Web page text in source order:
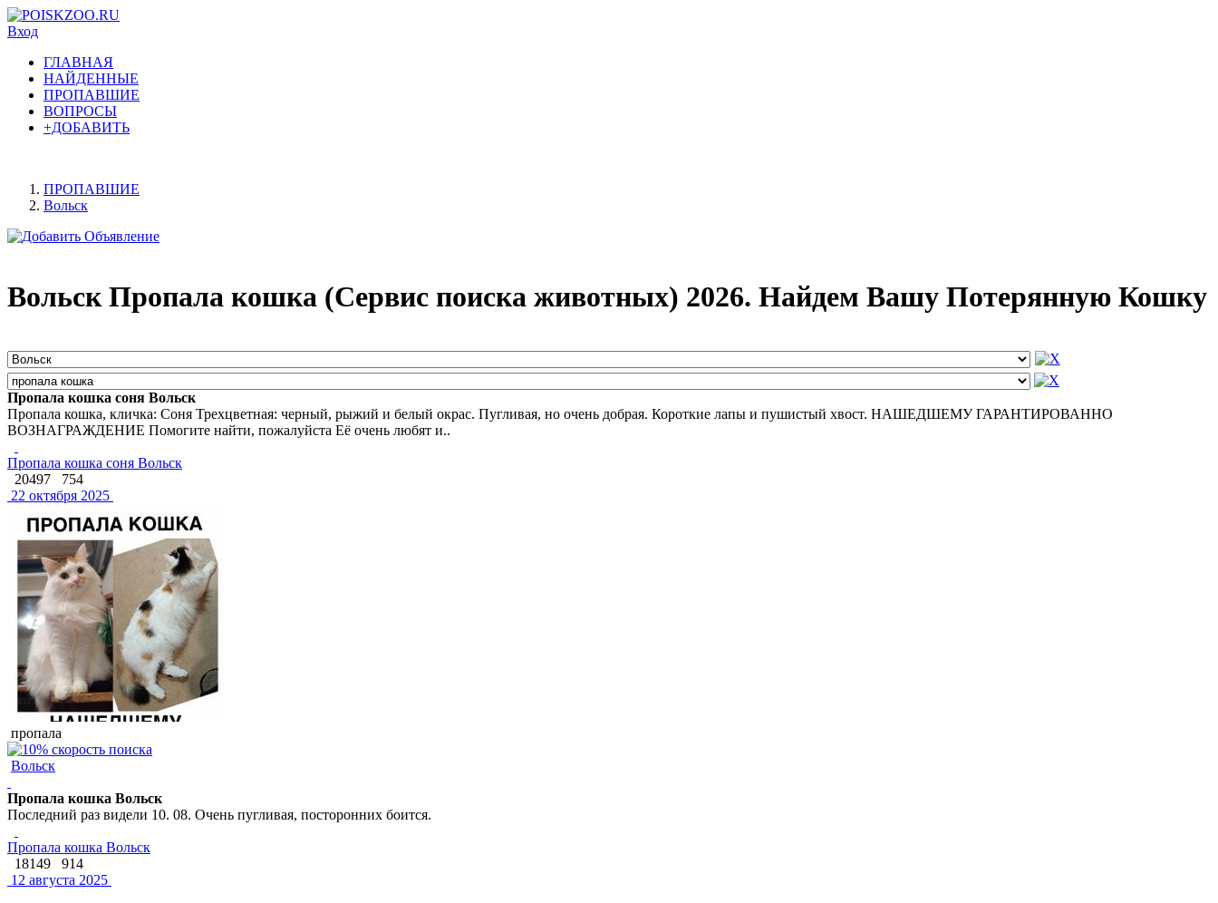
Вход
ГЛАВНАЯ
НАЙДЕННЫЕ
ПРОПАВШИЕ
ВОПРОСЫ
+ДОБАВИТЬ
ПРОПАВШИЕ
Вольск
Вольск Пропала кошка (Сервис поиска животных) 2026. Найдем Вашу Потерянную Кошку
Пропала кошка соня Вольск
Пропала кошка, кличка: Соня Трехцветная: черный, рыжий и белый окрас. Пугливая, но очень добрая. Короткие лапы и пушистый хвост. НАШЕДШЕМУ ГАРАНТИРОВАННО
ВОЗНАГРАЖДЕНИЕ Помогите найти, пожалуйста Её очень любят и..
Пропала кошка соня Вольск
20497
754
22 октября 2025
пропала
Вольск
Пропала кошка Вольск
Последний раз видели 10. 08. Очень пугливая, посторонних боится.
Пропала кошка Вольск
18149
914
12 августа 2025